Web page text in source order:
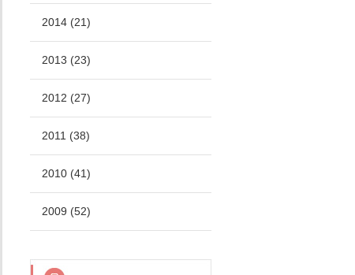
2014 (21)
2013 (23)
2012 (27)
2011 (38)
2010 (41)
2009 (52)